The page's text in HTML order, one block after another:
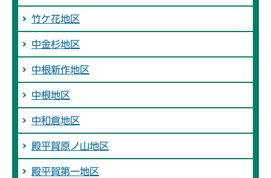
竹ケ花地区
中金杉地区
中根新作地区
中根地区
中和倉地区
殿平賀原ノ山地区
殿平賀第一地区